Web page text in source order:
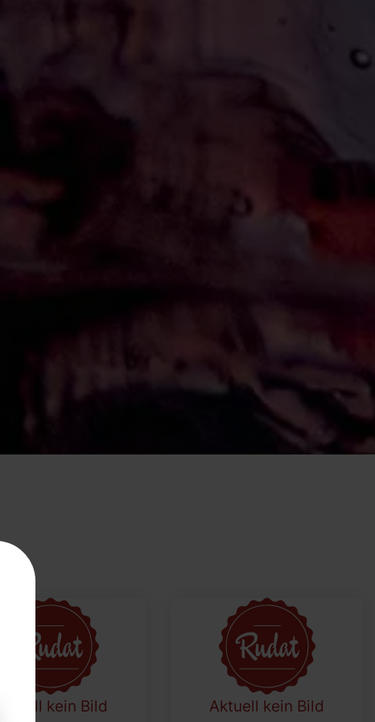
Aktuell kein Bild
Aktuell kein Bild